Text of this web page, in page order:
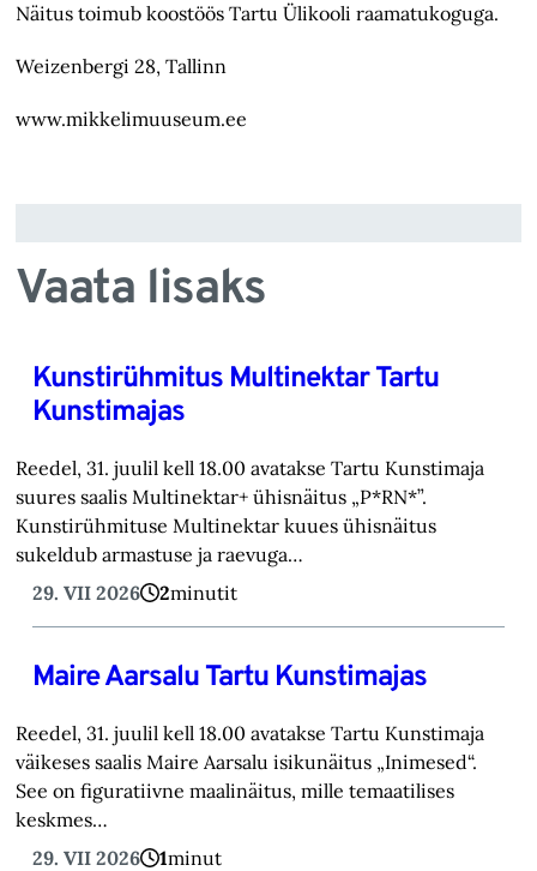
Näitus toimub koostöös Tartu Ülikooli raamatukoguga.
Weizenbergi 28, Tallinn
www.mikkelimuuseum.ee
Vaata lisaks
Kunstirühmitus Multinektar Tartu
Kunstimajas
Reedel, 31. juulil kell 18.00 avatakse Tartu Kunstimaja
suures saalis Multinektar+ ühisnäitus „P*RN*”.
Kunstirühmituse Multinektar kuues ühisnäitus
sukeldub armastuse ja raevuga…
29. VII 2026
2minutit
Maire Aarsalu Tartu Kunstimajas
Reedel, 31. juulil kell 18.00 avatakse Tartu Kunstimaja
väikeses saalis Maire Aarsalu isikunäitus „Inimesed“.
See on figuratiivne maalinäitus, mille temaatilises
keskmes…
29. VII 2026
1minut